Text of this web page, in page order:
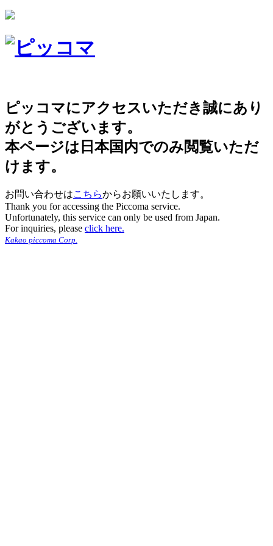
ピッコマにアクセスいただき誠にあり
がとうございます。
本ページは日本国内でのみ閲覧いただ
けます。
お問い合わせはこちらからお願いいたします。
Thank you for accessing the Piccoma service.
Unfortunately, this service can only be used from Japan.
For inquiries, please click here.
Kakao piccoma Corp.